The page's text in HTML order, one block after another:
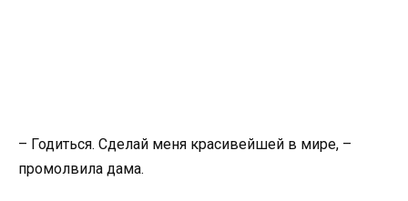
– Годиться. Сделай меня красивейшей в мире, –
промолвила дама.